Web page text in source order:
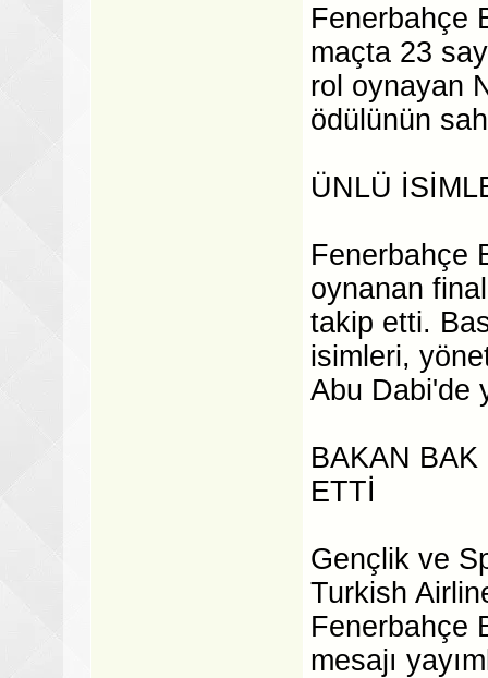
Fenerbahçe
maçta 23
rol oynayan
ödülünün
ÜNLÜ
Fenerbahçe
oynanan
takip etti.
isimleri,
Abu Dabi'de
BAKAN
ETTİ
Gençlik ve
Turkish
Fenerbahçe
mesajı